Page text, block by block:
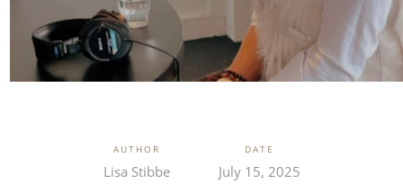
AUTHOR
Lisa Stibbe
DATE
July 15, 2025